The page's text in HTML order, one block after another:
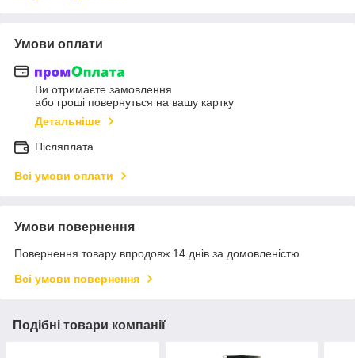
Умови оплати
Ви отримаєте замовлення
або гроші повернуться на вашу картку
Детальніше
Післяплата
Всі умови оплати
Умови повернення
Повернення товару впродовж 14 днів за домовленістю
Всі умови повернення
Подібні товари компанії